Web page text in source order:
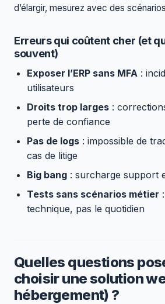
d’élargir, mesurez avec des
Erreurs qui coûtent cher (et
souvent)
Exposer l’ERP sans MFA:
utilisateurs
Droits trop larges:
perte de confiance
Pas de logs: impossible de
cas de litige
Big bang: surcharge support
Tests sans scénarios métier
technique, pas le quotidien
Quelles questions
choisir une solution
hébergement) ?